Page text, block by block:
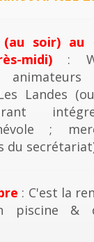
soir) au
midi):
Landes
;
du
: C'est la
piscine &